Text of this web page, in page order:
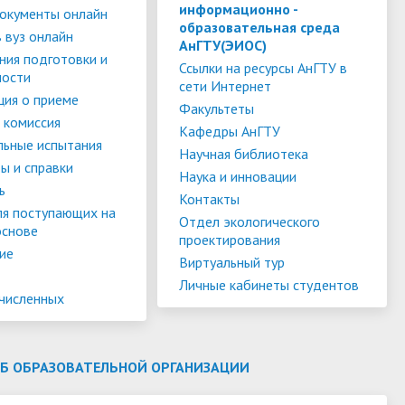
Финансово-хозяйственная
деятельность
Организация питания в
образовательной организации
Информация Министерства науки и
высшего образования РФ
Международное сотрудничество
Информационная поддержка
сотрудников и обучающихся по
вопросам коронавирусной
инфекции и организации
дистанционного обучения
платной основе
Для поступающих из ДНР, ЛНР,
Запорожской области и
Херсонской области
Дополнительный прием
онлайн
онлайн
подготовки и
о приеме
испытания
и справки
поступающих на
информационно -
образовательная среда
АнГТУ(ЭИОС)
Ссылки на ресурсы АнГТУ в
сети Интернет
Факультеты
Кафедры АнГТУ
Научная библиотека
Наука и инновации
Контакты
Отдел экологического
проектирования
Виртуальный тур
Личные кабинеты студентов
ОБРАЗОВАТЕЛЬНОЙ ОРГАНИЗАЦИИ